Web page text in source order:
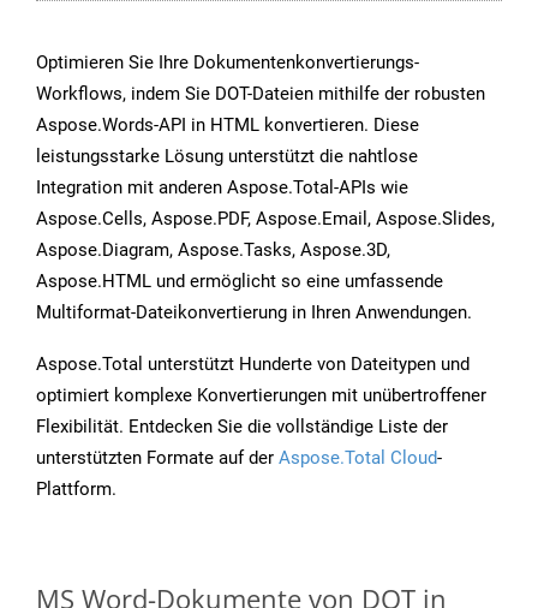
Optimieren Sie Ihre Dokumentenkonvertierungs-
Workflows, indem Sie DOT-Dateien mithilfe der robusten
Aspose.Words-API in HTML konvertieren. Diese
leistungsstarke Lösung unterstützt die nahtlose
Integration mit anderen Aspose.Total-APIs wie
Aspose.Cells, Aspose.PDF, Aspose.Email, Aspose.Slides,
Aspose.Diagram, Aspose.Tasks, Aspose.3D,
Aspose.HTML und ermöglicht so eine umfassende
Multiformat-Dateikonvertierung in Ihren Anwendungen.
Aspose.Total unterstützt Hunderte von Dateitypen und
optimiert komplexe Konvertierungen mit unübertroffener
Flexibilität. Entdecken Sie die vollständige Liste der
unterstützten Formate auf der Aspose.Total Cloud-
Plattform.
MS Word-Dokumente von DOT in